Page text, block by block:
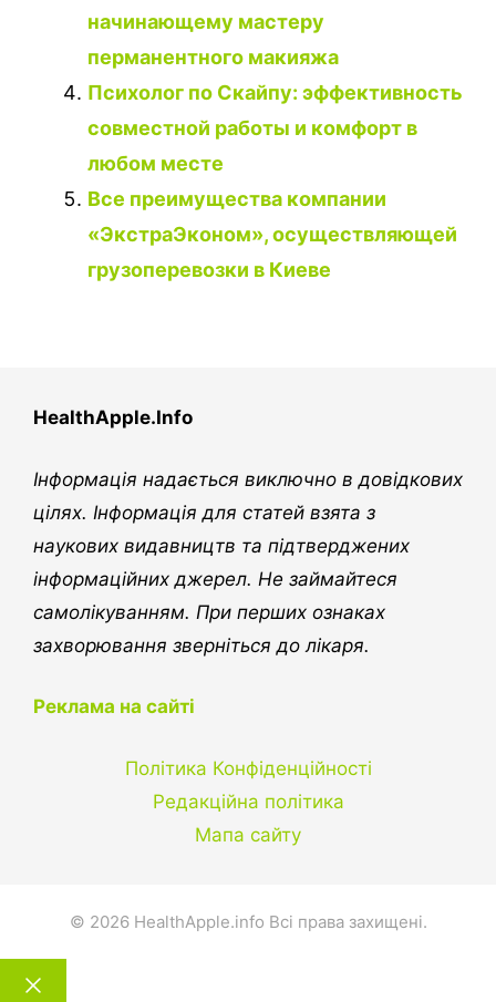
начинающему мастеру
перманентного макияжа
Психолог по Скайпу: эффективность
совместной работы и комфорт в
любом месте
Все преимущества компании
«ЭкстраЭконом», осуществляющей
грузоперевозки в Киеве
HealthApple.Info
Інформація надається виключно в довідкових
цілях. Інформація для статей взята з
наукових видавництв та підтверджених
інформаційних джерел. Не займайтеся
самолікуванням. При перших ознаках
захворювання зверніться до лікаря.
Реклама на сайті
Політика Конфіденційності
Редакційна політика
Мапа сайту
© 2026 HealthApple.info Всі права захищені.